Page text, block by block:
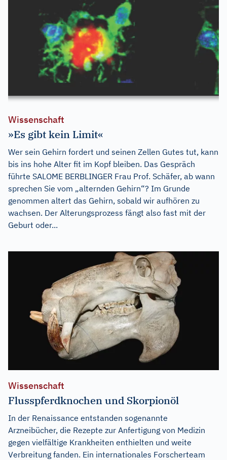
Wissenschaft
»Es gibt kein Limit«
Wer sein Gehirn fordert und seinen Zellen Gutes tut, kann
bis ins hohe Alter fit im Kopf bleiben. Das Gespräch
führte SALOME BERBLINGER Frau Prof. Schäfer, ab wann
sprechen Sie vom „alternden Gehirn“? Im Grunde
genommen altert das Gehirn, sobald wir aufhören zu
wachsen. Der Alterungsprozess fängt also fast mit der
Geburt oder...
Wissenschaft
Flusspferdknochen und Skorpionöl
In der Renaissance entstanden sogenannte
Arzneibücher, die Rezepte zur Anfertigung von Medizin
gegen vielfältige Krankheiten enthielten und weite
Verbreitung fanden. Ein internationales Forscherteam